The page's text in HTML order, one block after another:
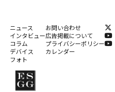
ニュース
インタビュー
コラム
デバイス
フォト
お問い合わせ
広告掲載について
プライバシーポリシー
カレンダー